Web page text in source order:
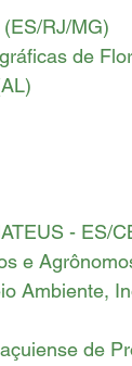
RJ/MG)
de
- ES/
e
Ambiente,
de